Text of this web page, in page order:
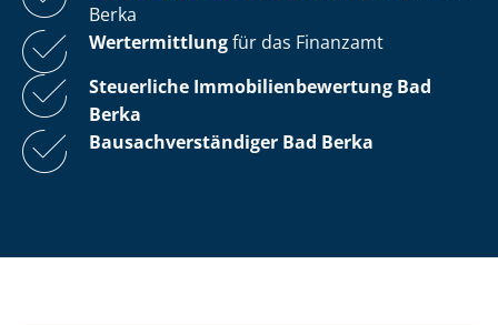
Berka
Wertermittlungfür das Finanzamt
Steuerliche Im­mo­bi­li­en­be­wer­tung Bad
Berka
Bau­sach­ver­stän­di­ger Bad Berka